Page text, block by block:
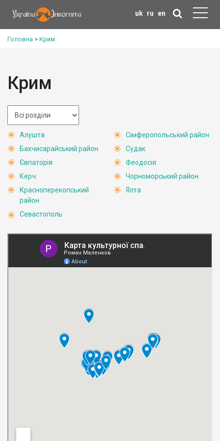
uk ru en
Головна > Крим
Крим
Алушта
Бахчисарайський район
Євпаторія
Керч
Красноперекопський
район
Севастополь
Сімферопольський район
Судак
Феодосія
Чорноморський район
Ялта